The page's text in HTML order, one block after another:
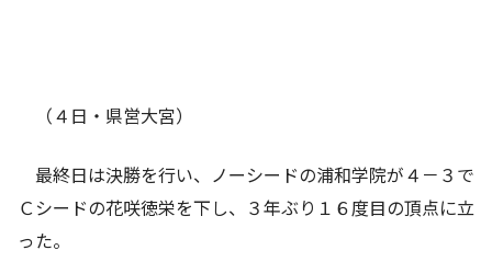
（４日・県営大宮）
最終日は決勝を行い、ノーシードの浦和学院が４－３で
Ｃシードの花咲徳栄を下し、３年ぶり１６度目の頂点に立
った。